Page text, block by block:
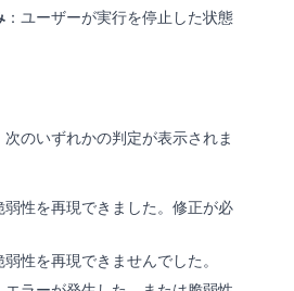
：ユーザーが実行を停止した状態
のいずれかの判定が表示されま
弱性を再現できました。修正が必
弱性を再現できませんでした。